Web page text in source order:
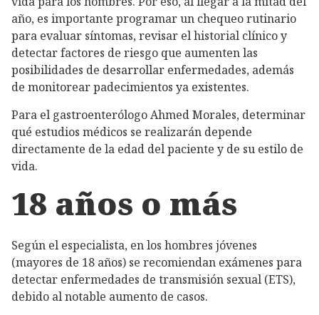
año, es importante programar un chequeo rutinario
para evaluar síntomas, revisar el historial clínico y
detectar factores de riesgo que aumenten las
posibilidades de desarrollar enfermedades, además
de monitorear padecimientos ya existentes.
Para el gastroenterólogo Ahmed Morales, determinar
qué estudios médicos se realizarán depende
directamente de la edad del paciente y de su estilo de
vida.
18 años o más
Según el especialista, en los hombres jóvenes
(mayores de 18 años) se recomiendan exámenes para
detectar enfermedades de transmisión sexual (ETS),
debido al notable aumento de casos.